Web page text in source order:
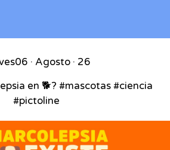
06 · Agosto · 26
en 🐕? #mascotas #ciencia
#pictoline